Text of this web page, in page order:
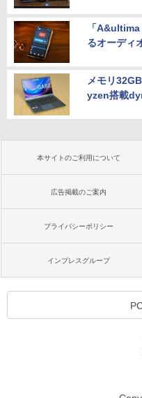
「
るオーディ
メモリ
yzen搭載
本サイトのご利用について
広告掲載のご案内
プライバシーポリシー
インプレスグループ